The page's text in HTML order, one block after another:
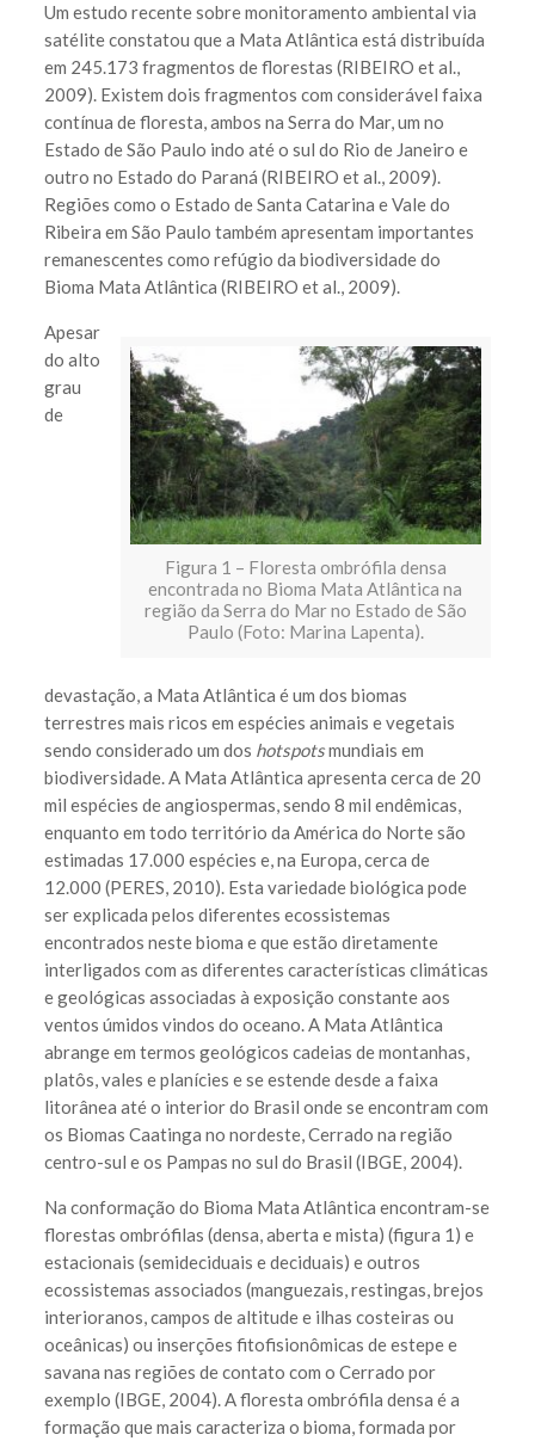
Um estudo recente sobre monitoramento ambiental via
satélite constatou que a Mata Atlântica está distribuída
em 245.173 fragmentos de florestas (RIBEIRO et al.,
2009). Existem dois fragmentos com considerável faixa
contínua de floresta, ambos na Serra do Mar, um no
Estado de São Paulo indo até o sul do Rio de Janeiro e
outro no Estado do Paraná (RIBEIRO et al., 2009).
Regiões como o Estado de Santa Catarina e Vale do
Ribeira em São Paulo também apresentam importantes
remanescentes como refúgio da biodiversidade do
Bioma Mata Atlântica (RIBEIRO et al., 2009).
Figura 1 – Floresta ombrófila densa
encontrada no Bioma Mata Atlântica na
região da Serra do Mar no Estado de São
Paulo (Foto: Marina Lapenta).
Apesar
do alto
grau
de
devastação, a Mata Atlântica é um dos biomas
terrestres mais ricos em espécies animais e vegetais
sendo considerado um dos hotspotsmundiais em
biodiversidade. A Mata Atlântica apresenta cerca de 20
mil espécies de angiospermas, sendo 8 mil endêmicas,
enquanto em todo território da América do Norte são
estimadas 17.000 espécies e, na Europa, cerca de
12.000 (PERES, 2010). Esta variedade biológica pode
ser explicada pelos diferentes ecossistemas
encontrados neste bioma e que estão diretamente
interligados com as diferentes características climáticas
e geológicas associadas à exposição constante aos
ventos úmidos vindos do oceano. A Mata Atlântica
abrange em termos geológicos cadeias de montanhas,
platôs, vales e planícies e se estende desde a faixa
litorânea até o interior do Brasil onde se encontram com
os Biomas Caatinga no nordeste, Cerrado na região
centro-sul e os Pampas no sul do Brasil (IBGE, 2004).
Na conformação do Bioma Mata Atlântica encontram-se
florestas ombrófilas (densa, aberta e mista) (figura 1) e
estacionais (semideciduais e deciduais) e outros
ecossistemas associados (manguezais, restingas, brejos
interioranos, campos de altitude e ilhas costeiras ou
oceânicas) ou inserções fitofisionômicas de estepe e
savana nas regiões de contato com o Cerrado por
exemplo (IBGE, 2004). A floresta ombrófila densa é a
formação que mais caracteriza o bioma, formada por